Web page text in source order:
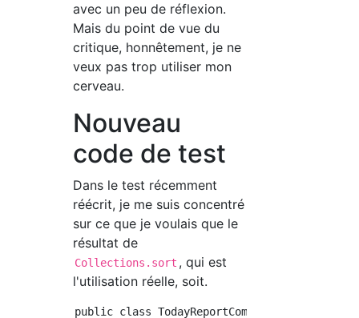
avec un peu de réflexion.
Mais du point de vue du
critique, honnêtement, je ne
veux pas trop utiliser mon
cerveau.
Nouveau
code de test
Dans le test récemment
réécrit, je me suis concentré
sur ce que je voulais que le
résultat de
Collections.sort , qui est
l'utilisation réelle, soit.
public class TodayReportComparatorTest {